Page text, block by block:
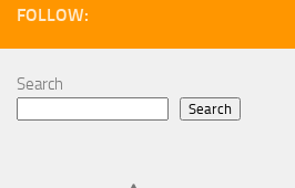
FOLLOW:
Search
Search